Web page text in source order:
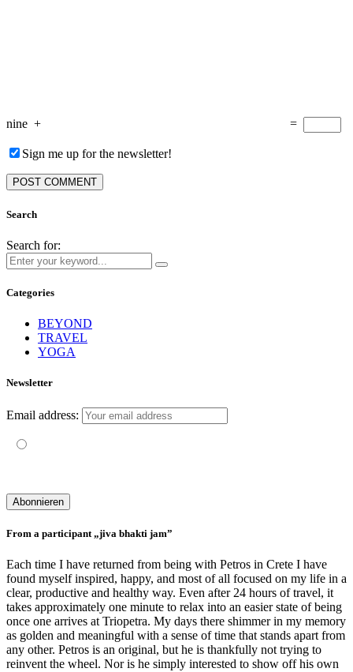
nine + =
Sign me up for the newsletter!
Search
Search for:
Categories
BEYOND
TRAVEL
YOGA
Newsletter
Email address:
From a participant „jiva bhakti jam”
Each time I have returned from being with Petros in Crete I have
found myself inspired, happy, and most of all focused on my life in a
clear, productive and healthy way. Even after 24 hours of travel, it
takes approximately one minute to relax into an easier state of being
once one arrives at Triopetra. My days there shimmer in my memory
as golden and meaningful with a sense of time that stands apart from
any other. Petros is an original, but he is thankfully not trying to
reinvent the wheel. Nor is he simply interested to show off his own